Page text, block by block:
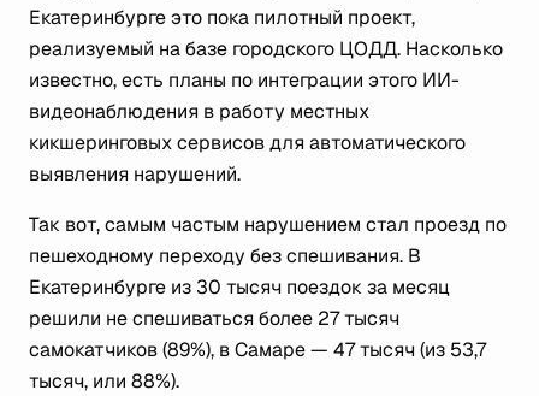
Екатеринбурге это пока пилотный проект,
реализуемый на базе городского ЦОДД. Насколько
известно, есть планы по интеграции этого ИИ-
видеонаблюдения в работу местных
кикшеринговых сервисов для автоматического
выявления нарушений.
Так вот, самым частым нарушением стал проезд по
пешеходному переходу без спешивания. В
Екатеринбурге из 30 тысяч поездок за месяц
решили не спешиваться более 27 тысяч
самокатчиков (89%), в Самаре — 47 тысяч (из 53,7
тысяч, или 88%).